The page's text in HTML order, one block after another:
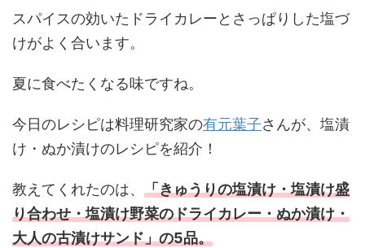
スパイスの効いたドライカレーとさっぱりした塩づ
けがよく合います。
夏に食べたくなる味ですね。
今日のレシピは料理研究家の有元葉子さんが、塩漬
け・ぬか漬けのレシピを紹介！
教えてくれたのは、 「きゅうりの塩漬け・塩漬け盛
り合わせ・塩漬け野菜のドライカレー・ぬか漬け・
大人の古漬けサンド」の5品。